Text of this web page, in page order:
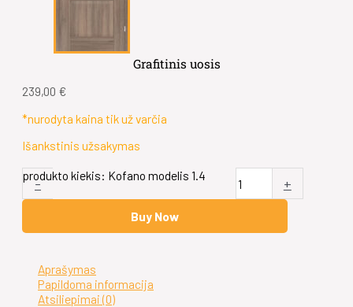
Grafitinis uosis
239,00 €
*nurodyta kaina tik už varčia
Išankstinis užsakymas
-
produkto kiekis: Kofano modelis 1.4 +
Buy Now
Aprašymas
Papildoma informacija
Atsiliepimai (0)